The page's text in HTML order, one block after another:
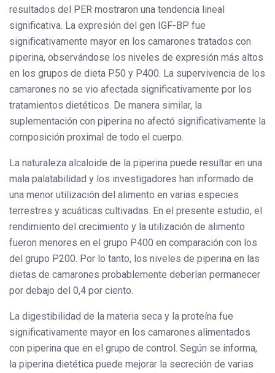
resultados del PER mostraron una tendencia lineal
significativa. La expresión del gen IGF-BP fue
significativamente mayor en los camarones tratados con
piperina, observándose los niveles de expresión más altos
en los grupos de dieta P50 y P400. La supervivencia de los
camarones no se vio afectada significativamente por los
tratamientos dietéticos. De manera similar, la
suplementación con piperina no afectó significativamente la
composición proximal de todo el cuerpo.
La naturaleza alcaloide de la piperina puede resultar en una
mala palatabilidad y los investigadores han informado de
una menor utilización del alimento en varias especies
terrestres y acuáticas cultivadas. En el presente estudio, el
rendimiento del crecimiento y la utilización de alimento
fueron menores en el grupo P400 en comparación con los
del grupo P200. Por lo tanto, los niveles de piperina en las
dietas de camarones probablemente deberían permanecer
por debajo del 0,4 por ciento.
La digestibilidad de la materia seca y la proteína fue
significativamente mayor en los camarones alimentados
con piperina que en el grupo de control. Según se informa,
la piperina dietética puede mejorar la secreción de varias